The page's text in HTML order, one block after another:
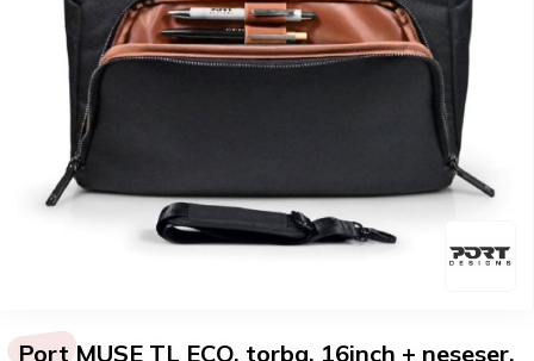
Port MUSE TL ECO, torba, 16inch + neseser,